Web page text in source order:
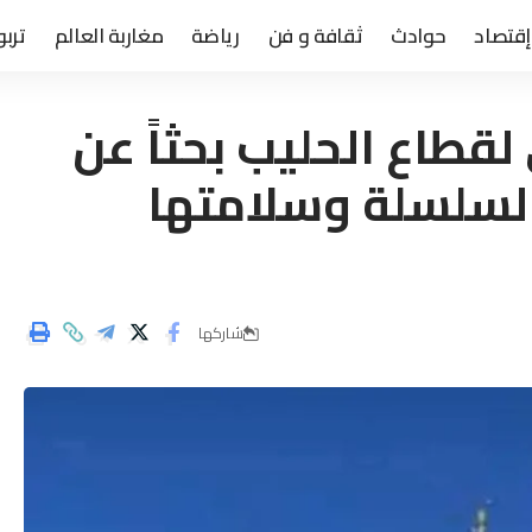
إقتصاد حوادث ثقافة و فن رياضة مغاربة العالم
الحليب بحثاً عن
وسلامتها
شاركها